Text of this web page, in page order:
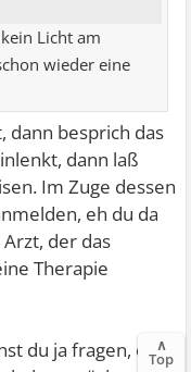
Licht am
wieder eine
dann besprich das
dann laß
Im Zuge dessen
eh du da
der das
Therapie
du ja fragen, ob∧
Top